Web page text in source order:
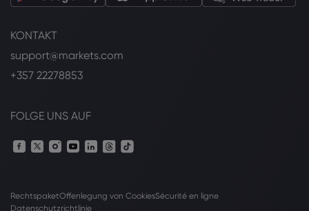
KONTAKT
support@markets.com
+357 22278853
FOLGE UNS AUF
RechtspaketOffenlegung von CookiesSécurité en ligne
Datenschutzrichtlinie